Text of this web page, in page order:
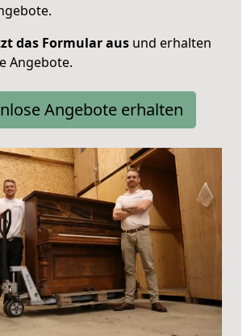
das Formular aus und erhalten
Angebote.
Angebote erhalten